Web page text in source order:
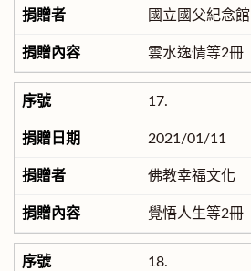
國立國父紀念館
雲水逸情等2冊
17.
2021/01/11
佛教幸福文化
覺悟人生等2冊
18.